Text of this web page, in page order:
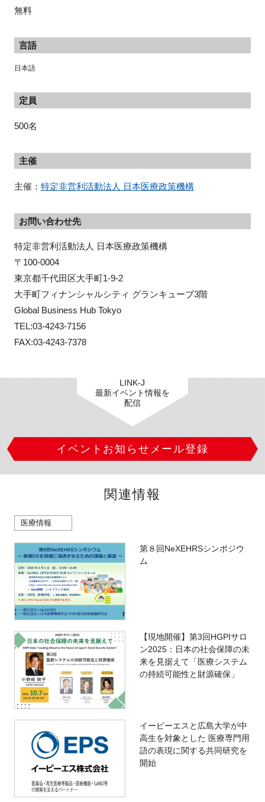
無料
言語
日本語
定員
500名
主催
主催： 特定非営利活動法人 日本医療政策機構
お問い合わせ先
特定非営利活動法人 日本医療政策機構
〒100-0004
東京都千代田区大手町1-9-2
大手町フィナンシャルシティ グランキューブ3階
Global Business Hub Tokyo
TEL:03-4243-7156
FAX:03-4243-7378
LINK-J
最新イベント情報を
配信
イベントお知らせメール登録
関連情報
医療情報
第８回NeXEHRSシンポジウ
ム
【現地開催】第3回HGPIサロ
ン2025：日本の社会保障の未
来を見据えて「医療システム
の持続可能性と財源確保」
イーピーエスと広島大学が中
高生を対象とした 医療専門用
語の表現に関する共同研究を
開始